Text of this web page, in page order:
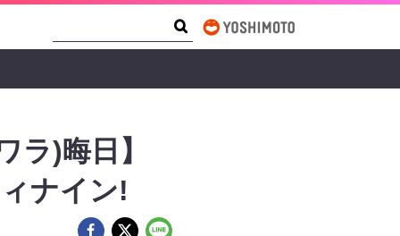
)晦日】
ナイン!